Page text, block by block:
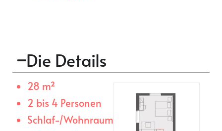
Die Details
28 m²
2 bis 4 Personen
Schlaf-/Wohnraum